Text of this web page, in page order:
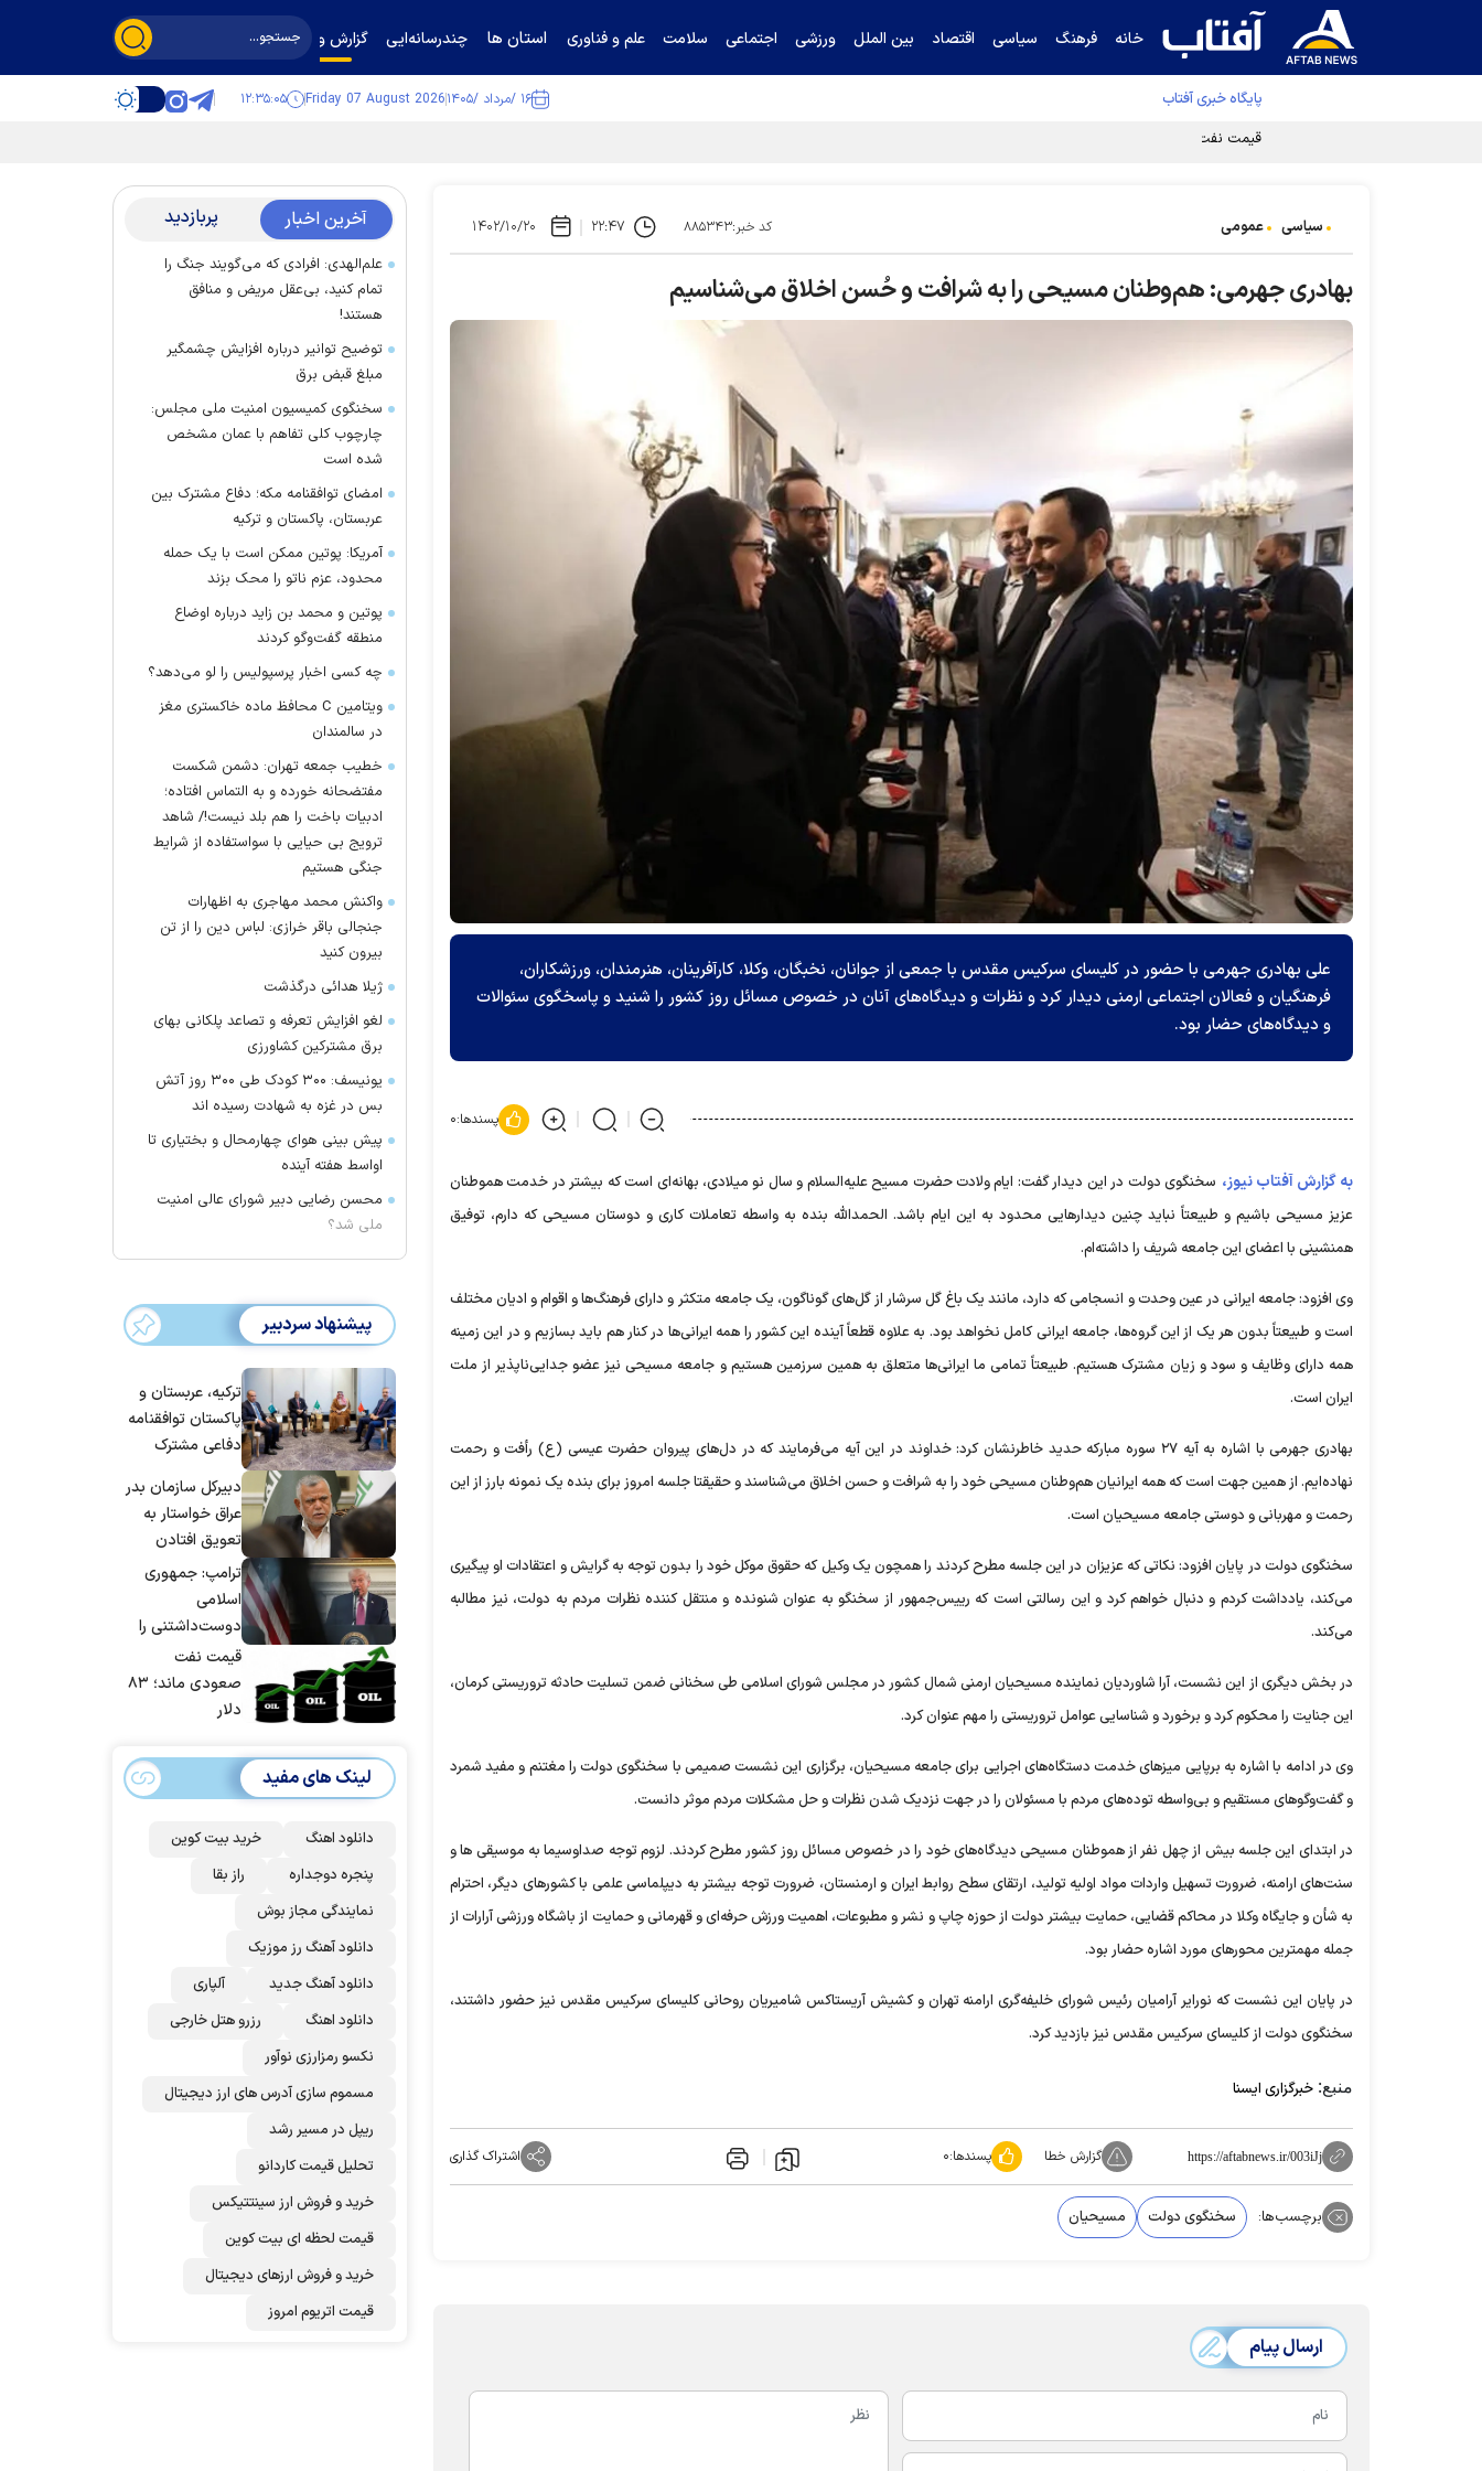
خانه فرهنگ سیاسی اقتصاد بین الملل ورزشی اجتماعی سلامت علم و فناوری استان ها چندرسانه‌ایی گزارش و گفت‌وگو
پایگاه خبری آفتاب ۱۶ /مرداد /۱۴۰۵ Friday 07 August 2026 ۱۲:۳۵:۰۶
قیمت نفت برنت ۵ درصد کاهش یافت
سیاسی عمومی کد خبر:۸۸۵۳۴۳ ۲۲:۴۷ ۱۴۰۲/۱۰/۲۰
بهادری جهرمی: هم‌وطنان مسیحی را به شرافت و حُسن اخلاق می‌شناسیم
علی بهادری جهرمی با حضور در کلیسای سرکیس مقدس با جمعی از جوانان، نخبگان، وکلا، کارآفرینان، هنرمندان، ورزشکاران،
فرهنگیان و فعالان اجتماعی ارمنی دیدار کرد و نظرات و دیدگاه‌های آنان در خصوص مسائل روز کشور را شنید و پاسخگوی سئوالات
و دیدگاه‌های حضار بود.
پسندها:۰
به گزارش آفتاب نیوز، سخنگوی دولت در این دیدار گفت: ایام ولادت حضرت مسیح علیه‌السلام و سال نو میلادی، بهانه‌ای است که بیشتر در خدمت هموطنان
عزیز مسیحی باشیم و طبیعتاً نباید چنین دیدارهایی محدود به این ایام باشد. الحمدالله بنده به واسطه تعاملات کاری و دوستان مسیحی که دارم، توفیق
همنشینی با اعضای این جامعه شریف را داشته‌ام.
وی افزود: جامعه ایرانی در عین وحدت و انسجامی که دارد، مانند یک باغ گل سرشار از گل‌های گوناگون، یک جامعه متکثر و دارای فرهنگ‌ها و اقوام و ادیان مختلف
است و طبیعتاً بدون هر یک از این گروه‌ها، جامعه ایرانی کامل نخواهد بود. به علاوه قطعاً آینده این کشور را همه ایرانی‌ها در کنار هم باید بسازیم و در این زمینه
همه دارای وظایف و سود و زیان مشترک هستیم. طبیعتاً تمامی ما ایرانی‌ها متعلق به همین سرزمین هستیم و جامعه مسیحی نیز عضو جدایی‌ناپذیر از ملت
ایران است.
بهادری جهرمی با اشاره به آیه ۲۷ سوره مبارکه حدید خاطرنشان کرد: خداوند در این آیه می‌فرمایند که در دل‌های پیروان حضرت عیسی (ع) رأفت و رحمت
نهاده‌ایم. از همین جهت است که همه ایرانیان هم‌وطنان مسیحی خود را به شرافت و حسن اخلاق می‌شناسند و حقیقتا جلسه امروز برای بنده یک نمونه بارز از این
رحمت و مهربانی و دوستی جامعه مسیحیان است.
سخنگوی دولت در پایان افزود: نکاتی که عزیزان در این جلسه مطرح کردند را همچون یک وکیل که حقوق موکل خود را بدون توجه به گرایش و اعتقادات او پیگیری
می‌کند، یادداشت کردم و دنبال خواهم کرد و این رسالتی است که رییس‌جمهور از سخنگو به عنوان شنونده و منتقل کننده نظرات مردم به دولت، نیز مطالبه
می‌کند.
در بخش دیگری از این نشست، آرا شاوردیان نماینده مسیحیان ارمنی شمال کشور در مجلس شورای اسلامی طی سخنانی ضمن تسلیت حادثه تروریستی کرمان،
این جنایت را محکوم کرد و برخورد و شناسایی عوامل تروریستی را مهم عنوان کرد.
وی در ادامه با اشاره به برپایی میزهای خدمت دستگاه‌های اجرایی برای جامعه مسیحیان، برگزاری این نشست صمیمی با سخنگوی دولت را مغتنم و مفید شمرد
و گفت‌وگوهای مستقیم و بی‌واسطه توده‌های مردم با مسئولان را در جهت نزدیک شدن نظرات و حل مشکلات مردم موثر دانست.
در ابتدای این جلسه بیش از چهل نفر از هموطنان مسیحی دیدگاه‌های خود را در خصوص مسائل روز کشور مطرح کردند. لزوم توجه صداوسیما به موسیقی ها و
سنت‌های ارامنه، ضرورت تسهیل واردات مواد اولیه تولید، ارتقای سطح روابط ایران و ارمنستان، ضرورت توجه بیشتر به دیپلماسی علمی با کشورهای دیگر، احترام
به شأن و جایگاه وکلا در محاکم قضایی، حمایت بیشتر دولت از حوزه چاپ و نشر و مطبوعات، اهمیت ورزش حرفه‌ای و قهرمانی و حمایت از باشگاه ورزشی آرارات از
جمله مهمترین محورهای مورد اشاره حضار بود.
در پایان این نشست که نورایر آرامیان رئیس شورای خلیفه‌گری ارامنه تهران و کشیش آریستاکس شامیریان روحانی کلیسای سرکیس مقدس نیز حضور داشتند،
سخنگوی دولت از کلیسای سرکیس مقدس نیز بازدید کرد.
منبع: خبرگزاری ایسنا
https://aftabnews.ir/003iJj گزارش خطا پسندها:۰ اشتراک گذاری
برچسب‌ها: سخنگوی دولت مسیحیان
ارسال پیام
آخرین اخبار پربازدید
علم‌الهدی: افرادی که می‌گویند جنگ را
تمام کنید، بی‌عقل مریض و منافق
هستند!
توضیح توانیر درباره افزایش چشمگیر
مبلغ قبض برق
سخنگوی کمیسیون امنیت ملی مجلس:
چارچوب کلی تفاهم با عمان مشخص
شده است
امضای توافقنامه مکه؛ دفاع مشترک بین
عربستان، پاکستان و ترکیه
آمریکا: پوتین ممکن است با یک حمله
محدود، عزم ناتو را محک بزند
پوتین و محمد بن زاید درباره اوضاع
منطقه گفت‌وگو کردند
چه کسی اخبار پرسپولیس را لو می‌دهد؟
ویتامین C محافظ ماده خاکستری مغز
در سالمندان
خطیب جمعه تهران: دشمن شکست
مفتضحانه خورده و به التماس افتاده؛
ادبیات باخت را هم بلد نیست!/ شاهد
ترویج بی حیایی با سواستفاده از شرایط
جنگی هستیم
واکنش محمد مهاجری به اظهارات
جنجالی باقر خرازی: لباس دین را از تن
بیرون کنید
ژیلا هدائی درگذشت
لغو افزایش تعرفه و تصاعد پلکانی بهای
برق مشترکین کشاورزی
یونیسف: ۳۰۰ کودک طی ۳۰۰ روز آتش
بس در غزه به شهادت رسیده اند
پیش بینی هوای چهارمحال و بختیاری تا
اواسط هفته آینده
محسن رضایی دبیر شورای عالی امنیت
ملی شد؟
پیشنهاد سردبیر
ترکیه، عربستان و
پاکستان توافقنامه
دفاعی مشترک
دبیرکل سازمان بدر
عراق خواستار به
تعویق افتادن
پاسخ به حمله
عربستان و آمریکا
شد
ترامپ: جمهوری
اسلامی
دوست‌داشتنی را
حسابی می‌کوبیم |
برای بزرگ‌ترین
حمله آماده بودیم
است، درست
است؟
قیمت نفت
صعودی ماند؛ ۸۳
دلار
لینک های مفید
دانلود اهنگ
خرید بیت کوین
پنجره دوجداره
راز بقا
نمایندگی مجاز بوش
دانلود آهنگ رز‌ موزیک
دانلود آهنگ جدید
آلپاری
دانلود اهنگ
رزرو هتل خارجی
نکسو رمزارزی نوآور
مسموم سازی آدرس های ارز دیجیتال
ریپل در مسیر رشد
تحلیل قیمت کاردانو
خرید و فروش ارز سینتتیکس
قیمت لحظه ای بیت کوین
خرید و فروش ارزهای دیجیتال
قیمت اتریوم امروز